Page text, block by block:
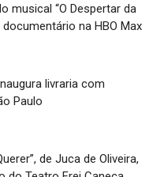
musical “O Despertar da
documentário na HBO Max
livraria com
Paulo
de Juca de Oliveira,